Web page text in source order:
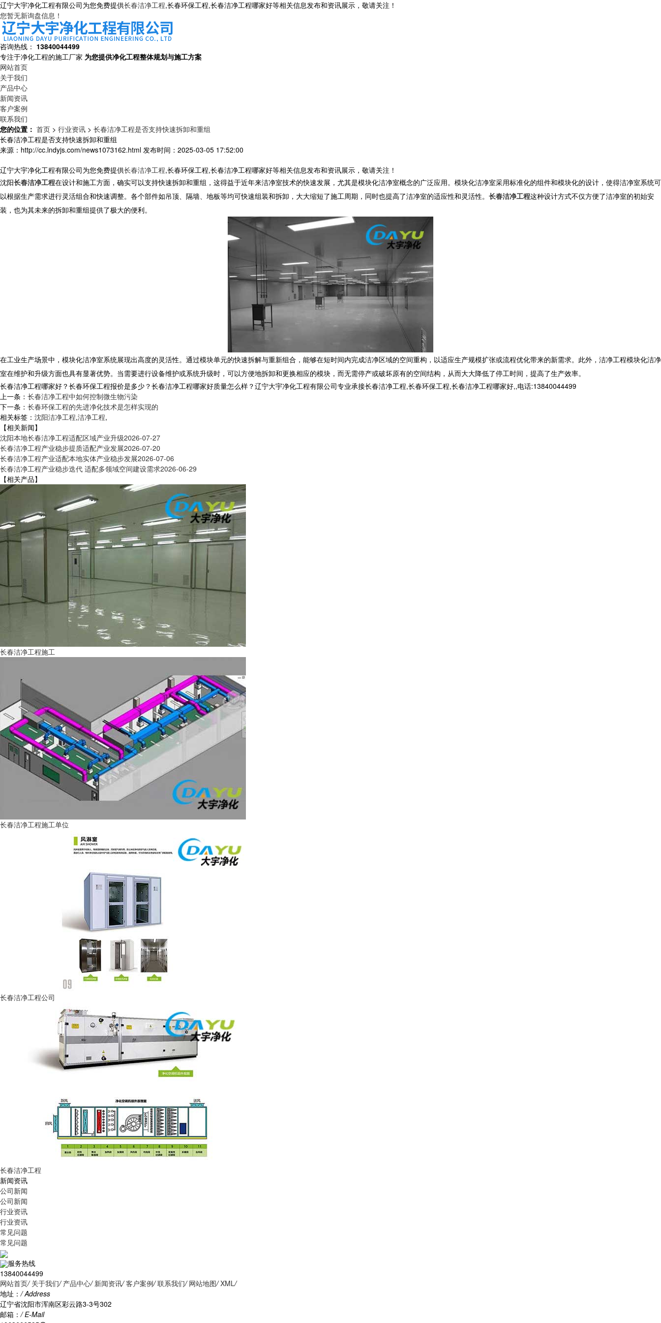
辽宁大宇净化工程有限公司为您免费提供长春洁净工程,长春环保工程,长春洁净工程哪家好等相关信息发布和资讯展示，敬请关注！
您暂无新询盘信息！
咨询热线： 13840044499
专注于净化工程的施工厂家 为您提供净化工程整体规划与施工方案
网站首页
关于我们
产品中心
新闻资讯
客户案例
联系我们
您的位置： 首页 > 行业资讯 > 长春洁净工程是否支持快速拆卸和重组
长春洁净工程是否支持快速拆卸和重组
来源：http://cc.lndyjs.com/news1073162.html 发布时间：2025-03-05 17:52:00
辽宁大宇净化工程有限公司为您免费提供长春洁净工程,长春环保工程,长春洁净工程哪家好等相关信息发布和资讯展示，敬请关注！
沈阳长春洁净工程在设计和施工方面，确实可以支持快速拆卸和重组，这得益于近年来洁净室技术的快速发展，尤其是模块化洁净室概念的广泛应用。模块化洁净室采用标准化的组件和模块化的设计，使得洁净室系统可
以根据生产需求进行灵活组合和快速调整。各个部件如吊顶、隔墙、地板等均可快速组装和拆卸，大大缩短了施工周期，同时也提高了洁净室的适应性和灵活性。 长春洁净工程这种设计方式不仅方便了洁净室的初始安
装，也为其未来的拆卸和重组提供了极大的便利。
在工业生产场景中，模块化洁净室系统展现出高度的灵活性。通过模块单元的快速拆解与重新组合，能够在短时间内完成洁净区域的空间重构，以适应生产规模扩张或流程优化带来的新需求。此外， 洁净工程模块化洁净
室在维护和升级方面也具有显著优势。当需要进行设备维护或系统升级时，可以方便地拆卸和更换相应的模块，而无需停产或破坏原有的空间结构，从而大大降低了停工时间，提高了生产效率。
长春洁净工程哪家好？长春环保工程报价是多少？长春洁净工程哪家好质量怎么样？辽宁大宇净化工程有限公司专业承接长春洁净工程,长春环保工程,长春洁净工程哪家好,,电话:13840044499
上一条： 长春洁净工程中如何控制微生物污染
下一条： 长春环保工程的先进净化技术是怎样实现的
相关标签： 沈阳洁净工程,洁净工程,
【相关新闻】
沈阳本地长春洁净工程适配区域产业升级2026-07-27
长春洁净工程产业稳步提质适配产业发展2026-07-20
长春洁净工程产业适配本地实体产业稳步发展2026-07-06
长春洁净工程产业稳步迭代 适配多领域空间建设需求2026-06-29
【相关产品】
长春洁净工程施工
长春洁净工程施工单位
长春洁净工程公司
长春洁净工程
新闻资讯
公司新闻
公司新闻
行业资讯
行业资讯
常见问题
常见问题
服务热线
13840044499
网站首页/ 关于我们/ 产品中心/ 新闻资讯/ 客户案例/ 联系我们/ 网站地图/ XML/
地址：/ Address
辽宁省沈阳市浑南区彩云路3-3号302
邮箱：/ E-Mail